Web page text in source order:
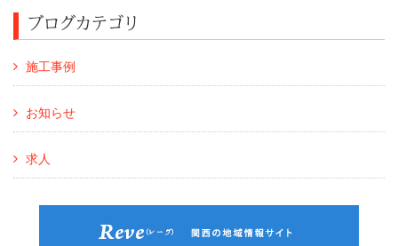
ブログカテゴリ
施工事例
お知らせ
求人